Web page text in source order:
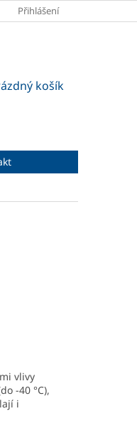
OCHRANY OSOBNÍCH ÚDAJŮ
Přihlášení
košík
vlivy
-40 °C),
i